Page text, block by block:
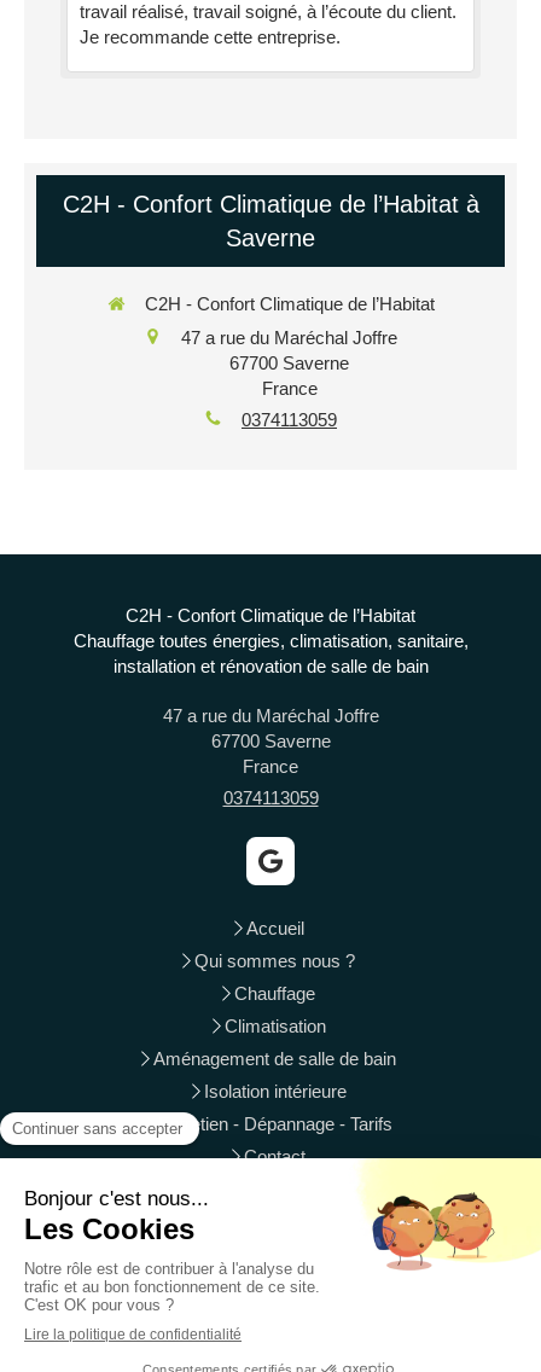
travail réalisé, travail soigné, à l’écoute du client.
Je recommande cette entreprise.
C2H - Confort Climatique de l’Habitat à
Saverne
C2H - Confort Climatique de l’Habitat
47 a rue du Maréchal Joffre
67700 Saverne
France
0374113059
C2H - Confort Climatique de l’Habitat
Chauffage toutes énergies, climatisation, sanitaire,
installation et rénovation de salle de bain
47 a rue du Maréchal Joffre
67700 Saverne
France
0374113059
Accueil
Qui sommes nous ?
Chauffage
Climatisation
Aménagement de salle de bain
Isolation intérieure
Entretien - Dépannage - Tarifs
Contact
Phalsbourg, Wasselonne, Ingwiller, Sarrebourg, Mutzig,
Molsheim, Brumath, Mundolsheim, Oberhausbergen,
Vendenheim, Rosheim, Schweighouse-sur-Moder
Mentions légales